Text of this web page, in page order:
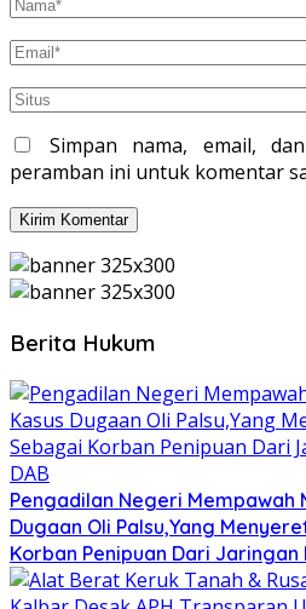
Simpan nama, email,
peramban ini untuk komentar
Berita Hukum
Pengadilan Negeri Mempawah
Dugaan Oli Palsu,Yang
Korban Penipuan Dari Jaringan